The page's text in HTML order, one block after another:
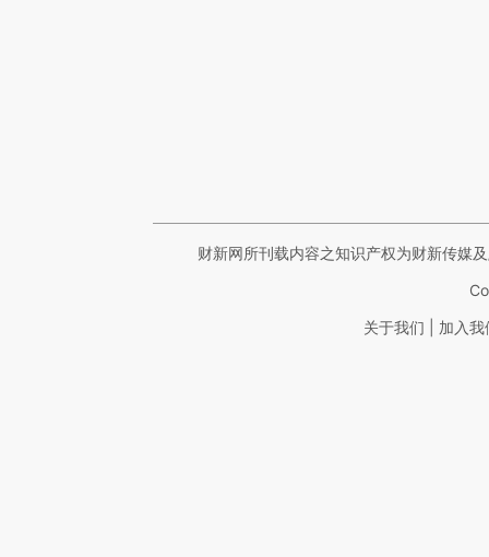
财新网所刊载内容之知识产权为财新传媒
关于我们 加入我